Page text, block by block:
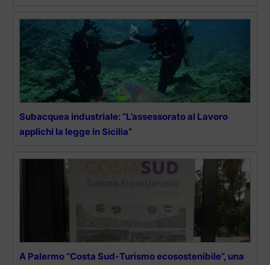
Subacquea industriale: “L’assessorato al Lavoro
applichi la legge in Sicilia”
A Palermo “Costa Sud-Turismo ecosostenibile”, una